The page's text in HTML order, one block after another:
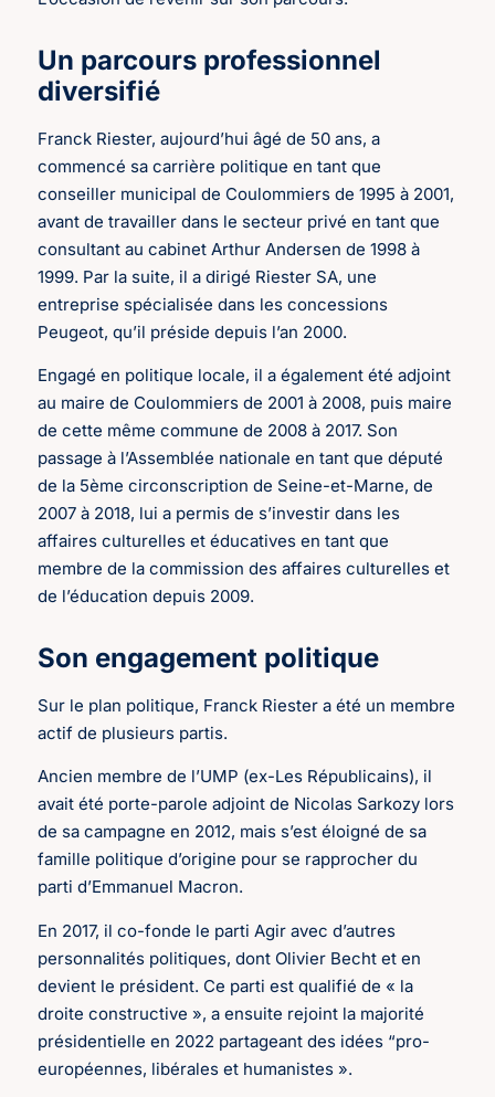
Un parcours professionnel
diversifié
Franck Riester, aujourd’hui âgé de 50 ans, a
commencé sa carrière politique en tant que
conseiller municipal de Coulommiers de 1995 à 2001,
avant de travailler dans le secteur privé en tant que
consultant au cabinet Arthur Andersen de 1998 à
1999. Par la suite, il a dirigé Riester SA, une
entreprise spécialisée dans les concessions
Peugeot, qu’il préside depuis l’an 2000.
Engagé en politique locale, il a également été adjoint
au maire de Coulommiers de 2001 à 2008, puis maire
de cette même commune de 2008 à 2017. Son
passage à l’Assemblée nationale en tant que député
de la 5ème circonscription de Seine-et-Marne, de
2007 à 2018, lui a permis de s’investir dans les
affaires culturelles et éducatives en tant que
membre de la commission des affaires culturelles et
de l’éducation depuis 2009.
Son engagement politique
Sur le plan politique, Franck Riester a été un membre
actif de plusieurs partis.
Ancien membre de l’UMP (ex-Les Républicains), il
avait été porte-parole adjoint de Nicolas Sarkozy lors
de sa campagne en 2012, mais s’est éloigné de sa
famille politique d’origine pour se rapprocher du
parti d’Emmanuel Macron.
En 2017, il co-fonde le parti Agir avec d’autres
personnalités politiques, dont Olivier Becht et en
devient le président. Ce parti est qualifié de « la
droite constructive », a ensuite rejoint la majorité
présidentielle en 2022 partageant des idées “pro-
européennes, libérales et humanistes ».